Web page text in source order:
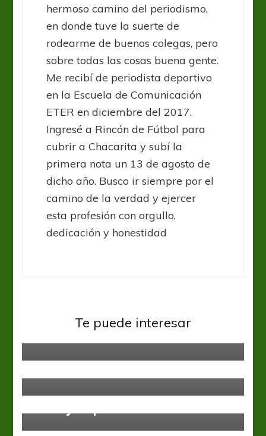
hermoso camino del periodismo,
en donde tuve la suerte de
rodearme de buenos colegas, pero
sobre todas las cosas buena gente.
Me recibí de periodista deportivo
en la Escuela de Comunicación
ETER en diciembre del 2017.
Ingresé a Rincón de Fútbol para
cubrir a Chacarita y subí la
primera nota un 13 de agosto de
dicho año. Busco ir siempre por el
camino de la verdad y ejercer
esta profesión con orgullo,
dedicación y honestidad
Te puede interesar
El Bohemio visita Caballito
buscando la victoria